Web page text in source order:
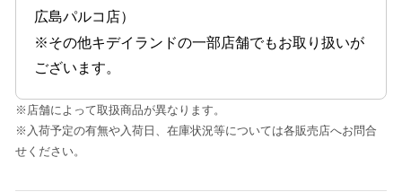
広島パルコ店）
※その他キデイランドの一部店舗でもお取り扱いが
ございます。
※店舗によって取扱商品が異なります。
※入荷予定の有無や入荷日、在庫状況等については各販売店へお問合
せください。